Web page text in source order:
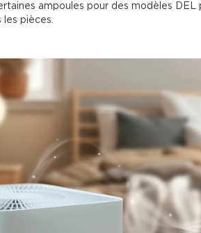
ampoules pour des modèles DEL
pièces.